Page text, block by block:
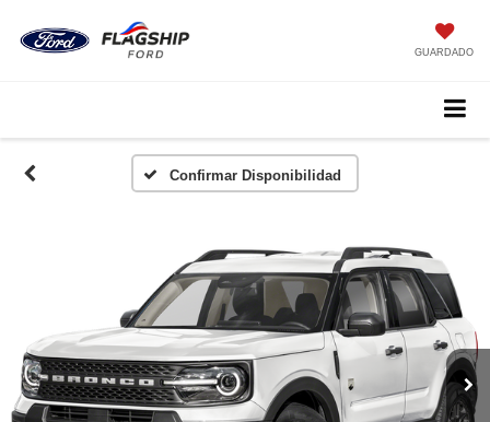
GUARDADO
Confirmar Disponibilidad